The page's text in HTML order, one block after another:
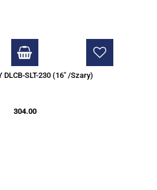
DLCB-SLT-230 (16" /Szary)
304.00